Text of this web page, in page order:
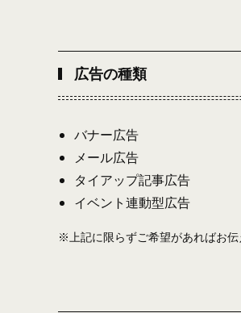
広告の種類
バナー広告
メール広告
タイアップ記事広告
イベント連動型広告
※上記に限らずご希望があればお伝